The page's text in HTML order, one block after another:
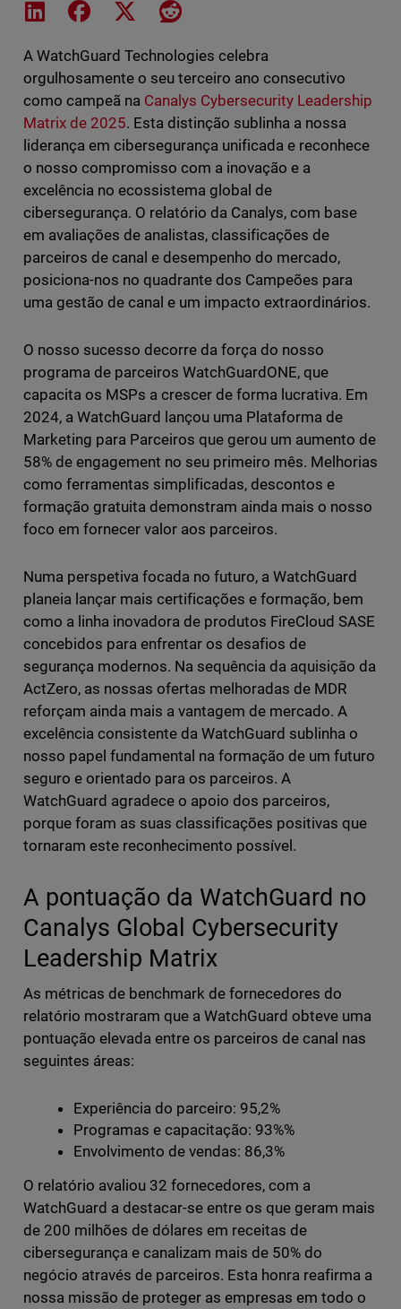
Share on LinkedIn
Share on Facebook
Share on XShare on Reddit
A WatchGuard Technologies celebra
orgulhosamente o seu terceiro ano consecutivo
como campeã na Canalys Cybersecurity Leadership
Matrix de 2025. Esta distinção sublinha a nossa
liderança em cibersegurança unificada e reconhece
o nosso compromisso com a inovação e a
excelência no ecossistema global de
cibersegurança. O relatório da Canalys, com base
em avaliações de analistas, classificações de
parceiros de canal e desempenho do mercado,
posiciona-nos no quadrante dos Campeões para
uma gestão de canal e um impacto extraordinários.
O nosso sucesso decorre da força do nosso
programa de parceiros WatchGuardONE, que
capacita os MSPs a crescer de forma lucrativa. Em
2024, a WatchGuard lançou uma Plataforma de
Marketing para Parceiros que gerou um aumento de
58% de engagement no seu primeiro mês. Melhorias
como ferramentas simplificadas, descontos e
formação gratuita demonstram ainda mais o nosso
foco em fornecer valor aos parceiros.
Numa perspetiva focada no futuro, a WatchGuard
planeia lançar mais certificações e formação, bem
como a linha inovadora de produtos FireCloud SASE
concebidos para enfrentar os desafios de
segurança modernos. Na sequência da aquisição da
ActZero, as nossas ofertas melhoradas de MDR
reforçam ainda mais a vantagem de mercado. A
excelência consistente da WatchGuard sublinha o
nosso papel fundamental na formação de um futuro
seguro e orientado para os parceiros. A
WatchGuard agradece o apoio dos parceiros,
porque foram as suas classificações positivas que
tornaram este reconhecimento possível.
A pontuação da WatchGuard no
Canalys Global Cybersecurity
Leadership Matrix
As métricas de benchmark de fornecedores do
relatório mostraram que a WatchGuard obteve uma
pontuação elevada entre os parceiros de canal nas
seguintes áreas:
Experiência do parceiro: 95,2%
Programas e capacitação: 93%%
Envolvimento de vendas: 86,3%
O relatório avaliou 32 fornecedores, com a
WatchGuard a destacar-se entre os que geram mais
de 200 milhões de dólares em receitas de
cibersegurança e canalizam mais de 50% do
negócio através de parceiros. Esta honra reafirma a
nossa missão de proteger as empresas em todo o